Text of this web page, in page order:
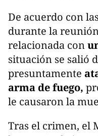
De acuerdo con
durante la
relacionada con
situación se salió
presuntamente
arma de fuego,
le causaron la
Tras el crimen, el